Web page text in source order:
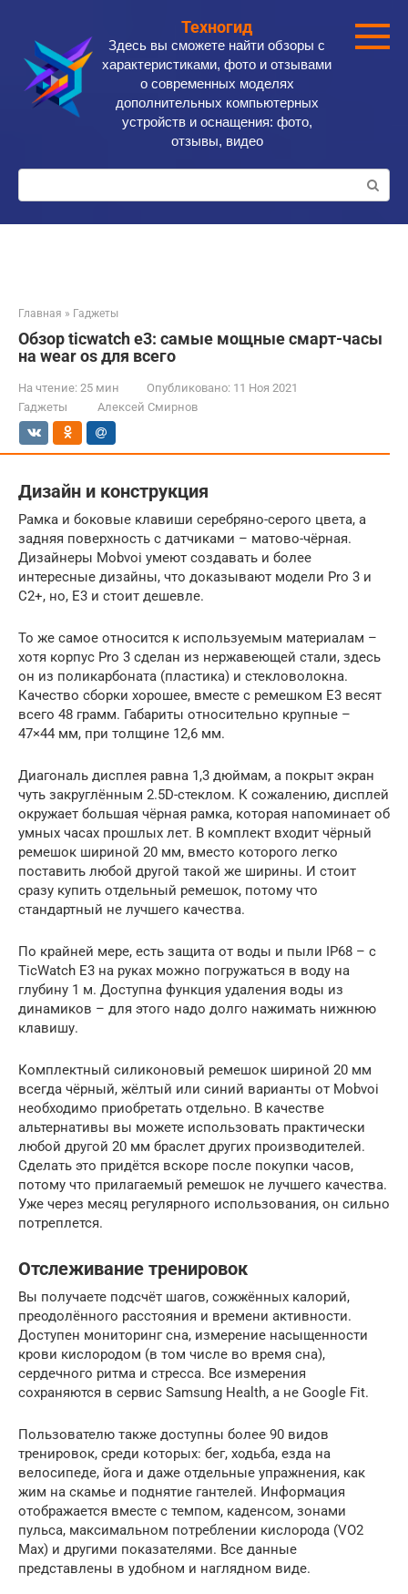
контенту
Техногид
Здесь вы сможете найти обзоры с
характеристиками, фото и отзывами
о современных моделях
дополнительных компьютерных
устройств и оснащения: фото,
отзывы, видео
Поиск:
Главная » Гаджеты
Обзор ticwatch e3: самые мощные смарт-часы
на wear os для всего
На чтение: 25 мин Опубликовано: 11 Ноя 2021
Гаджеты
Алексей Смирнов
Дизайн и конструкция
Рамка и боковые клавиши серебряно-серого цвета, а
задняя поверхность с датчиками – матово-чёрная.
Дизайнеры Mobvoi умеют создавать и более
интересные дизайны, что доказывают модели Pro 3 и
C2+, но, E3 и стоит дешевле.
То же самое относится к используемым материалам –
хотя корпус Pro 3 сделан из нержавеющей стали, здесь
он из поликарбоната (пластика) и стекловолокна.
Качество сборки хорошее, вместе с ремешком E3 весят
всего 48 грамм. Габариты относительно крупные –
47×44 мм, при толщине 12,6 мм.
Диагональ дисплея равна 1,3 дюймам, а покрыт экран
чуть закруглённым 2.5D-стеклом. К сожалению, дисплей
окружает большая чёрная рамка, которая напоминает об
умных часах прошлых лет. В комплект входит чёрный
ремешок шириной 20 мм, вместо которого легко
поставить любой другой такой же ширины. И стоит
сразу купить отдельный ремешок, потому что
стандартный не лучшего качества.
По крайней мере, есть защита от воды и пыли IP68 – с
TicWatch E3 на руках можно погружаться в воду на
глубину 1 м. Доступна функция удаления воды из
динамиков – для этого надо долго нажимать нижнюю
клавишу.
Комплектный силиконовый ремешок шириной 20 мм
всегда чёрный, жёлтый или синий варианты от Mobvoi
необходимо приобретать отдельно. В качестве
альтернативы вы можете использовать практически
любой другой 20 мм браслет других производителей.
Сделать это придётся вскоре после покупки часов,
потому что прилагаемый ремешок не лучшего качества.
Уже через месяц регулярного использования, он сильно
потреплется.
Отслеживание тренировок
Вы получаете подсчёт шагов, сожжённых калорий,
преодолённого расстояния и времени активности.
Доступен мониторинг сна, измерение насыщенности
крови кислородом (в том числе во время сна),
сердечного ритма и стресса. Все измерения
сохраняются в сервис Samsung Health, а не Google Fit.
Пользователю также доступны более 90 видов
тренировок, среди которых: бег, ходьба, езда на
велосипеде, йога и даже отдельные упражнения, как
жим на скамье и поднятие гантелей. Информация
отображается вместе с темпом, каденсом, зонами
пульса, максимальном потреблении кислорода (VO2
Max) и другими показателями. Все данные
представлены в удобном и наглядном виде.